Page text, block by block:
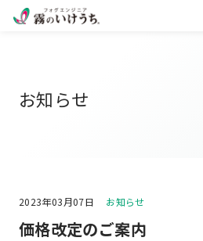
お知らせ
2023年03月07日 お知らせ
価格改定のご案内